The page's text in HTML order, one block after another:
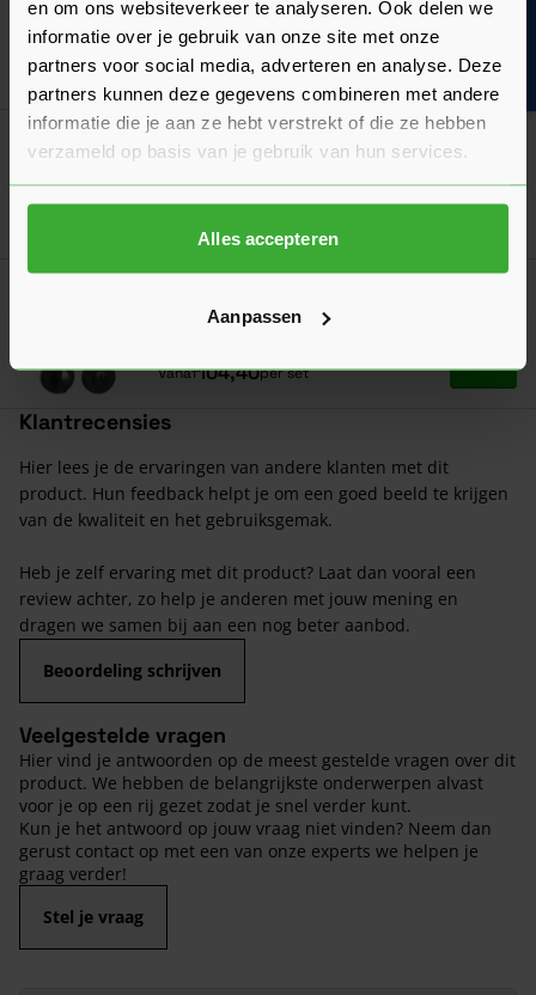
en om ons websiteverkeer te analyseren. Ook delen we
informatie over je gebruik van onze site met onze
partners voor social media, adverteren en analyse. Deze
partners kunnen deze gegevens combineren met andere
informatie die je aan ze hebt verstrekt of die ze hebben
verzameld op basis van je gebruik van hun services.
Alles accepteren
Aanpassen
Verkrijgbaar in 3 varianten
Nu31,50per set Ga
Weekamp Sleutelrozet Rond PVD
Verkrijgbaar in 3 varianten
Verkrijgbaar in 5 varianten
Vanaf104,40per set Ga
Klantrecensies
Hier lees je de ervaringen van andere klanten met dit
product. Hun feedback helpt je om een goed beeld te krijgen
van de kwaliteit en het gebruiksgemak.
Heb je zelf ervaring met dit product? Laat dan vooral een
review achter, zo help je anderen met jouw mening en
dragen we samen bij aan een nog beter aanbod.
Beoordeling schrijven
Veelgestelde vragen
Hier vind je antwoorden op de meest gestelde vragen over dit
product. We hebben de belangrijkste onderwerpen alvast
voor je op een rij gezet zodat je snel verder kunt.
Kun je het antwoord op jouw vraag niet vinden? Neem dan
gerust contact op met een van onze experts we helpen je
graag verder!
Stel je vraag